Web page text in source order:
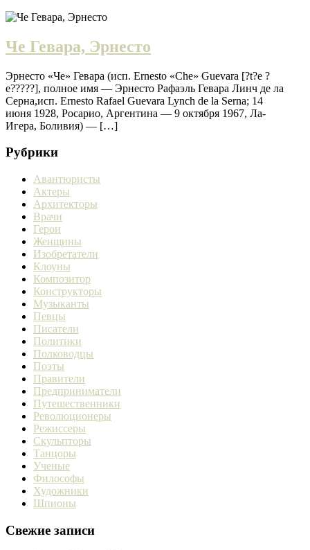
Че Гевара, Эрнесто
Эрнесто «Че» Гевара (исп. Ernesto «Che» Guevara [?t?e ?
e?????], полное имя — Эрнесто Рафаэль Гевара Линч де ла
Серна,исп. Ernesto Rafael Guevara Lynch de la Serna; 14
июня 1928, Росарио, Аргентина — 9 октября 1967, Ла-
Игера, Боливия) — […]
Рубрики
Авантюристы
Актеры
Архитекторы
Врачи
Герои
Женщины
Изобретатели
Клоуны
Композитор
Конструкторы
Музыканты
Певцы
Писатели
Политики
Полководцы
Поэты
Правители
Предприниматели
Путешественники
Революционеры
Режиссеры
Скульпторы
Танцоры
Ученые
Философы
Художники
Шпионы
Свежие записи